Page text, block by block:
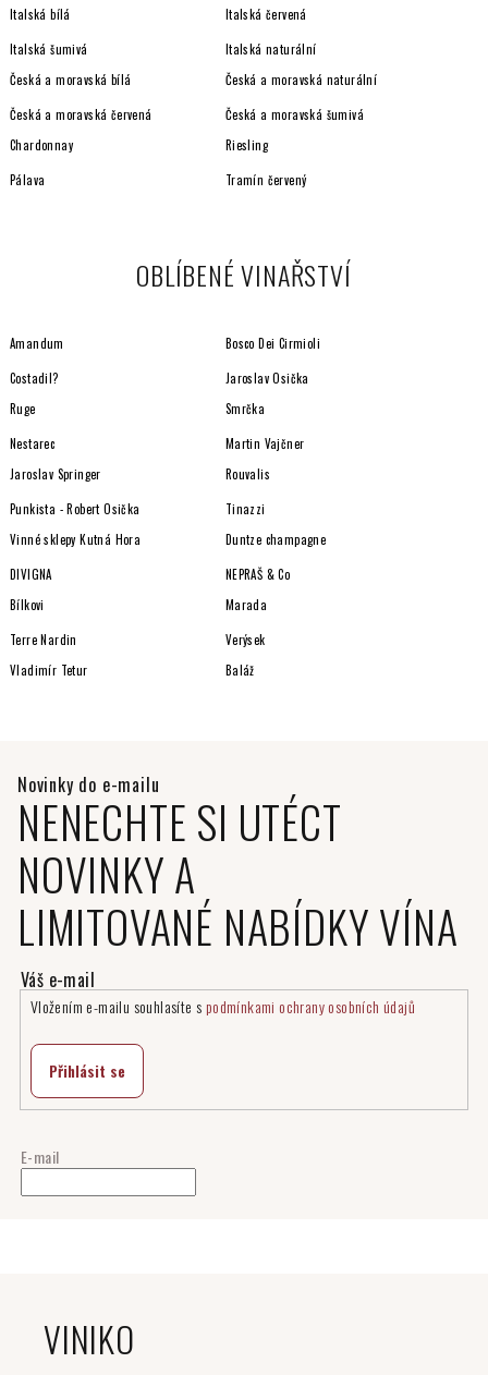
r
k
y
v
ý
p
i
Italská bílá
Italská červená
Italská šumivá
Italská naturální
Česká a moravská bílá
Česká a moravská naturální
Česká a moravská červená
Česká a moravská šumivá
Chardonnay
Riesling
Pálava Tramín červený
OBLÍBENÉ VINAŘSTVÍ
Amandum Bosco Dei Cirmioli
Costadil?
Jaroslav Osička
Ruge
Smrčka
Nestarec
Martin Vajčner
Jaroslav Springer
Rouvalis
Punkista - Robert Osička
Tinazzi
Vinné sklepy Kutná Hora
Duntze champagne
DIVIGNA
NEPRAŠ & Co
Bílkovi
Marada
Terre Nardin
Verýsek
Vladimír Tetur
Baláž
NENECHTE SI UTÉCT
NOVINKY A
LIMITOVANÉ NABÍDKY VÍNA
E-mail
Vložením e-mailu souhlasíte s podmínkami ochrany osobních údajů
Přihlásit se
VINIKO